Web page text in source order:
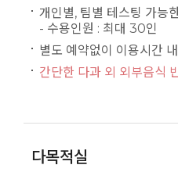
개인별, 팀별 테스팅 가능
- 수용인원 : 최대 30인
별도 예약없이 이용시간
간단한 다과 외 외부음식
다목적실